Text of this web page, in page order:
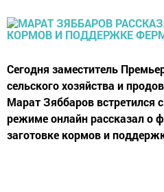
Сегодня заместитель
сельского хозяйства и
Марат Зяббаров встретился
режиме онлайн рассказал о
заготовке кормов и